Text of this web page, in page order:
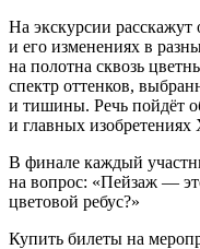
На экскурсии
и его изменениях в
на полотна сквозь
спектр оттенков,
и тишины. Речь пойдёт
и главных изобретениях
В финале каждый
на вопрос: «Пейзаж —
цветовой ребус?»
Купить билеты на